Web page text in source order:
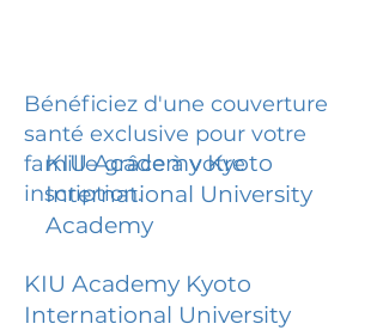
Bénéficiez d'une couverture
santé exclusive pour votre
famille grâce à votre
inscription.
KIU Academy Kyoto
International University
Academy
KIU Academy Kyoto
International University